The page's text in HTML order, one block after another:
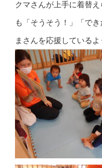
クマさんが上手に着替
も「そうそう！」「で
まさんを応援しているよ